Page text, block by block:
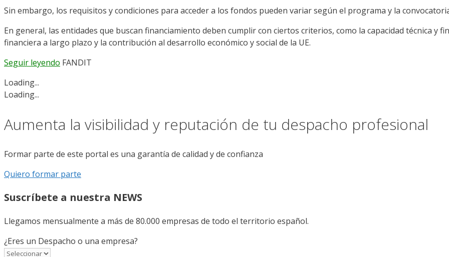
Sin embargo, los requisitos y condiciones para acceder a los fondos pueden variar según el programa y la
En general, las entidades que buscan financiamiento deben cumplir con ciertos criterios, como la capacidad técnica y
financiera a largo plazo y la contribución al desarrollo económico y social de la UE.
Seguir leyendo FANDIT
Loading...
Loading...
Aumenta la visibilidad y reputación de tu despacho profesional
Formar parte de este portal es una garantía de calidad y de confianza
Quiero formar parte
Suscríbete a nuestra NEWS
Llegamos mensualmente a más de 80.000 empresas de todo el territorio español.
¿Eres un Despacho o una empresa?